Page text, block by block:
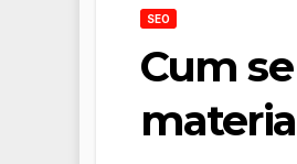
SEO
Cum